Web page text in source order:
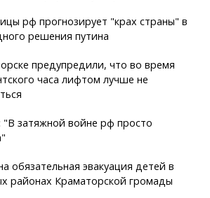
рф прогнозирует "крах страны" в
решения путина
предупредили, что во время
часа лифтом лучше не
"В затяжной войне рф просто
обязательная эвакуация детей в
районах Краматорской громады